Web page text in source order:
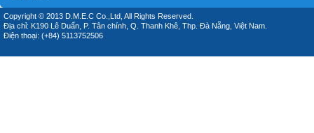
Copyright © 2013 D.M.E.C Co.,Ltd, All Rights Reserved.
Địa chỉ: K190 Lê Duẩn, P. Tân chính, Q. Thanh Khê, Thp. Đà Nẵng, Việt Nam.
Điện thoại: (+84) 5113752506